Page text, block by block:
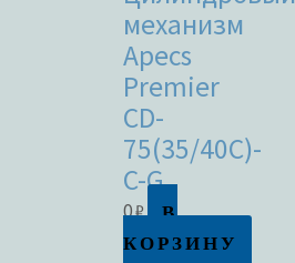
механизм
Apecs
Premier
CD-
75(35/40C)-
C-G
0₽
В
КОРЗИНУ